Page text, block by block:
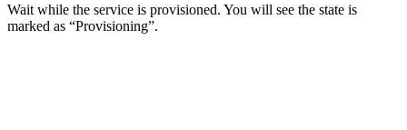
Wait while the service is provisioned. You will see the state is
marked as “Provisioning”.